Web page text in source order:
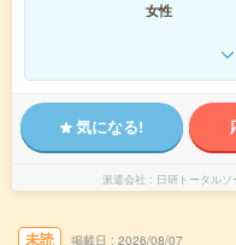
女性
気になる!
派遣会社 日研トータル
未読 掲載日 2026/08/07